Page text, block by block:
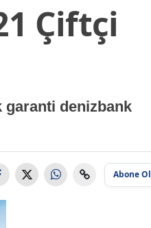
Çiftçi
garanti denizbank
Abone Ol